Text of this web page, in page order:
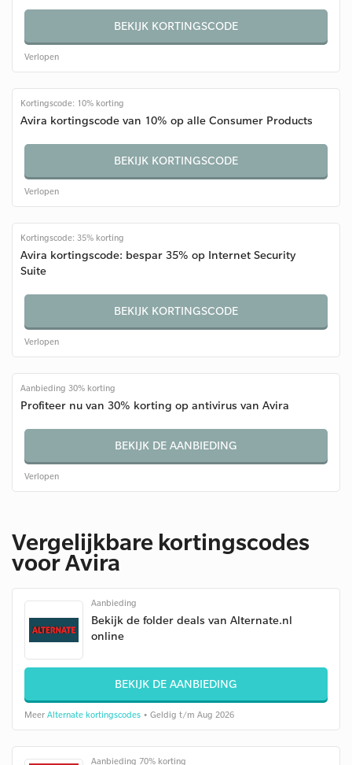
BEKIJK KORTINGSCODE
Verlopen
Kortingscode: 10% korting
Avira kortingscode van 10% op alle Consumer Products
BEKIJK KORTINGSCODE
Verlopen
Kortingscode: 35% korting
Avira kortingscode: bespar 35% op Internet Security
Suite
BEKIJK KORTINGSCODE
Verlopen
Aanbieding 30% korting
Profiteer nu van 30% korting op antivirus van Avira
BEKIJK DE AANBIEDING
Verlopen
Vergelijkbare kortingscodes
voor Avira
Aanbieding
Bekijk de folder deals van Alternate.nl
online
BEKIJK DE AANBIEDING
Meer Alternate kortingscodes • Geldig t/m Aug 2026
Aanbieding 70% korting